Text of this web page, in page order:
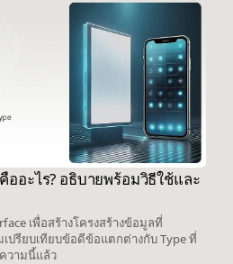
ออะไร? อธิบายพร้อมวิธีใช้และ
เพื่อสร้างโครงสร้างข้อมูลที่
ปรียบเทียบข้อดีข้อแตกต่างกับ Type ที่
วามนี้แล้ว